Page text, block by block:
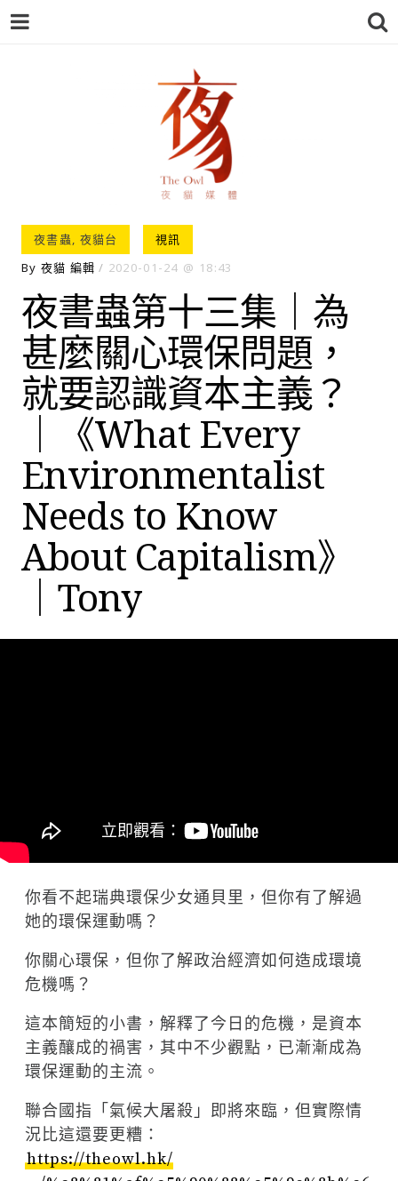
夜貓-THEOWL
夜書蟲, 夜貓台
視訊
By 夜貓 編輯 2020-01-24 18:43
夜書蟲第十三集｜為
甚麼關心環保問題，
就要認識資本主義？
｜《What Every
Environmentalist
Needs to Know
About Capitalism》
｜Tony
你看不起瑞典環保少女通貝里，但你有了解過
她的環保運動嗎？
你關心環保，但你了解政治經濟如何造成環境
危機嗎？
這本簡短的小書，解釋了今日的危機，是資本
主義釀成的禍害，其中不少觀點，已漸漸成為
環保運動的主流。
聯合國指「氣候大屠殺」即將來臨，但實際情
況比這還要更糟：
https://theowl.hk/